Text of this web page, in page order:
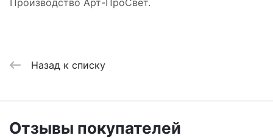
Производство Арт-ПроСвет.
Назад к списку
Отзывы покупателей